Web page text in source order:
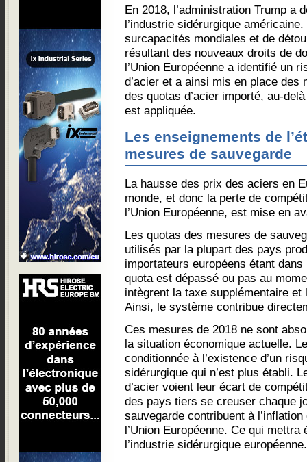
En 2018, l’administration Trump a
l’industrie sidérurgique
surcapacités mondiales et de
résultant des nouveaux droits de
l’Union Européenne a identifié un
d’acier et a ainsi mis en place des
des quotas d’acier importé, au-
est appliquée.
Les enseignements de
mesures de sauvegarde
La hausse des prix des aciers en
monde, et donc la perte de
l’Union Européenne, est mise en
Les quotas des mesures de
utilisés par la plupart des pays
importateurs européens étant
quota est dépassé ou pas au
intègrent la taxe supplémentaire
Ainsi, le système contribue
Ces mesures de 2018 ne sont
la situation économique actuelle.
conditionnée à l’existence d’un
sidérurgique qui n’est plus établi.
d’acier voient leur écart de
des pays tiers se creuser chaque
sauvegarde contribuent à
l’Union Européenne. Ce qui
l’industrie sidérurgique européenne.